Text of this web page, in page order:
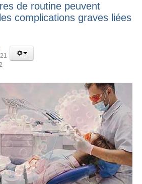
de routine peuvent
complications graves liées